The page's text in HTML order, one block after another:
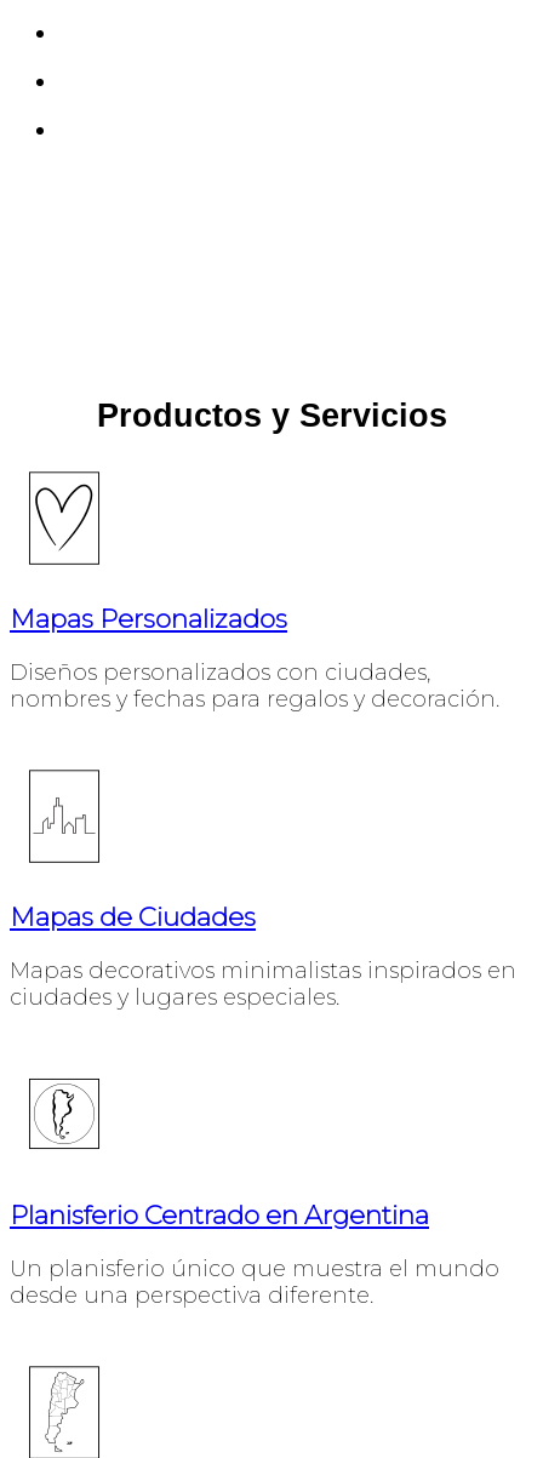
Productos y Servicios
Mapas Personalizados
Diseños personalizados con ciudades,
nombres y fechas para regalos y decoración.
Mapas de Ciudades
Mapas decorativos minimalistas inspirados en
ciudades y lugares especiales.
Planisferio Centrado en Argentina
Un planisferio único que muestra el mundo
desde una perspectiva diferente.